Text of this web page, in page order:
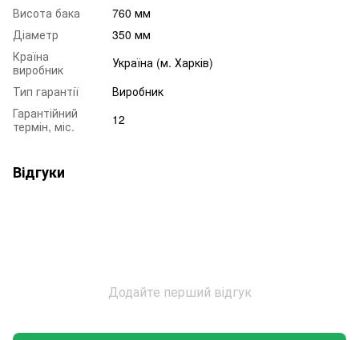
Висота бака
760 мм
Діаметр
350 мм
Країна
виробник
Україна (м. Харків)
Тип гарантії
Виробник
Гарантійний
термін, міс.
12
Відгуки
Додайте перший відгук